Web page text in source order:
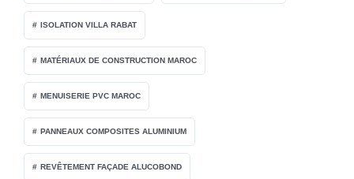
ISOLATION VILLA RABAT
MATÉRIAUX DE CONSTRUCTION MAROC
MENUISERIE PVC MAROC
PANNEAUX COMPOSITES ALUMINIUM
REVÊTEMENT FAÇADE ALUCOBOND